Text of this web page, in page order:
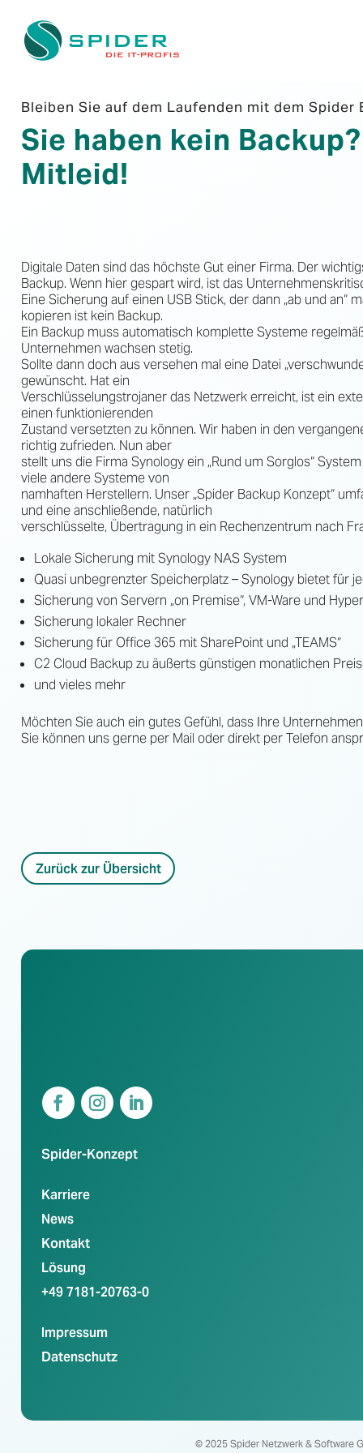
Bleiben Sie auf dem Laufenden mit dem Spider
Sie haben kein
Mitleid!
Digitale Daten sind das höchste Gut einer Firma. Der
Backup. Wenn hier gespart wird, ist das
Eine Sicherung auf einen USB Stick, der dann „ab und an“
kopieren ist kein Backup.
Ein Backup muss automatisch komplette Systeme
Unternehmen wachsen stetig.
Sollte dann doch aus versehen mal eine Datei
gewünscht. Hat ein
Verschlüsselungstrojaner das Netzwerk erreicht, ist ein
einen funktionierenden
Zustand versetzten zu können. Wir haben in den
richtig zufrieden. Nun aber
stellt uns die Firma Synology ein „Rund um Sorglos“
viele andere Systeme von
namhaften Herstellern. Unser „Spider Backup Konzept“
und eine anschließende, natürlich
verschlüsselte, Übertragung in ein Rechenzentrum nach
Lokale Sicherung mit Synology NAS System
Quasi unbegrenzter Speicherplatz – Synology bietet für
Sicherung von Servern „on Premise“, VM-Ware und
Sicherung lokaler Rechner
Sicherung für Office 365 mit SharePoint und „TEAMS“
C2 Cloud Backup zu äußerts günstigen monatlichen
und vieles mehr
Möchten Sie auch ein gutes Gefühl, dass Ihre
Sie können uns gerne per Mail oder direkt per Telefon
Zurück zur Übersicht
Spider-Konzept
Karriere
News
Kontakt
Lösung
+49 7181-20763-0
Impressum
Datenschutz
© 2025 Spider Netzwerk & Software